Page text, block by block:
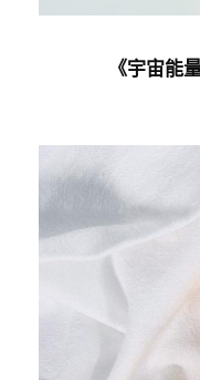
《宇宙能